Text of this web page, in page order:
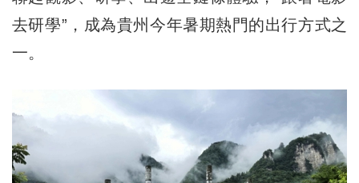
去研學”，成為貴州今年暑期熱門的出行方式之
一。